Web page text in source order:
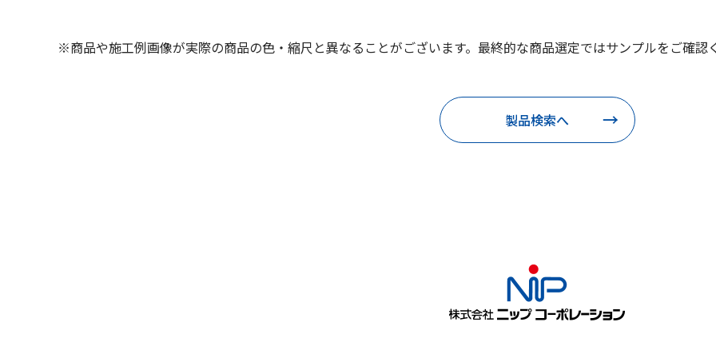
※商品や施工例画像が実際の商品の色・縮尺と異なることがございます。最終的な商品選定ではサンプルをご確認
製品検索へ